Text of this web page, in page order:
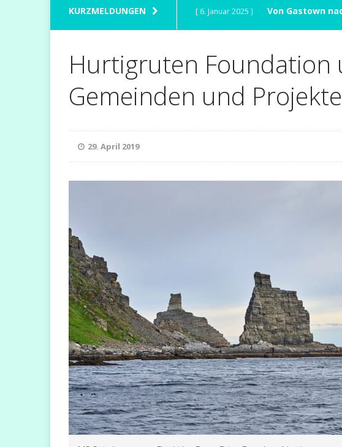
KURZMELDUNGEN [ 6. Januar 2025 ] Von Gastown
[ 9. November 2023 ] WELCOME
FLUSSKREUZFAHRT
[ 21. Januar 2025 ]
Hurtigruten
Gemeinden und Projekte
29. April 2019